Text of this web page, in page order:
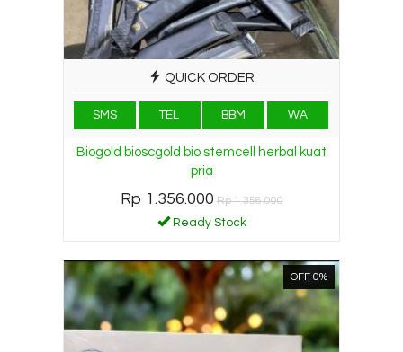
QUICK ORDER
SMS TEL BBM WA
Biogold bioscgold bio stemcell herbal kuat
pria
Rp 1.356.000 Rp 1.356.000
Ready Stock
OFF 0%